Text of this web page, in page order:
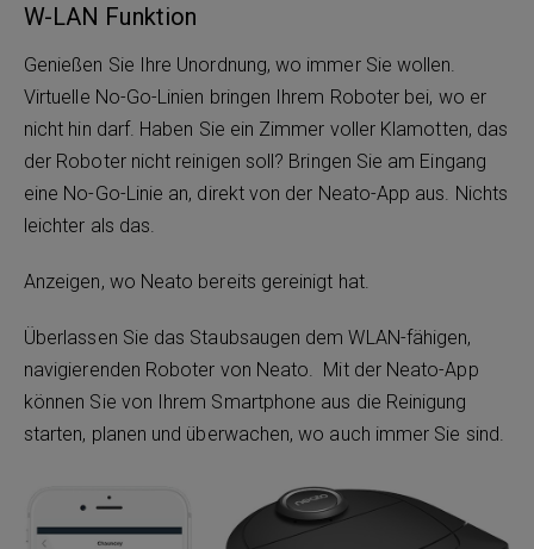
W-LAN Funktion
Genießen Sie Ihre Unordnung, wo immer Sie wollen.
Virtuelle No-Go-Linien bringen Ihrem Roboter bei, wo er
nicht hin darf. Haben Sie ein Zimmer voller Klamotten, das
der Roboter nicht reinigen soll? Bringen Sie am Eingang
eine No-Go-Linie an, direkt von der Neato-App aus. Nichts
leichter als das.
Anzeigen, wo Neato bereits gereinigt hat.
Überlassen Sie das Staubsaugen dem WLAN-fähigen,
navigierenden Roboter von Neato. Mit der Neato-App
können Sie von Ihrem Smartphone aus die Reinigung
starten, planen und überwachen, wo auch immer Sie sind.